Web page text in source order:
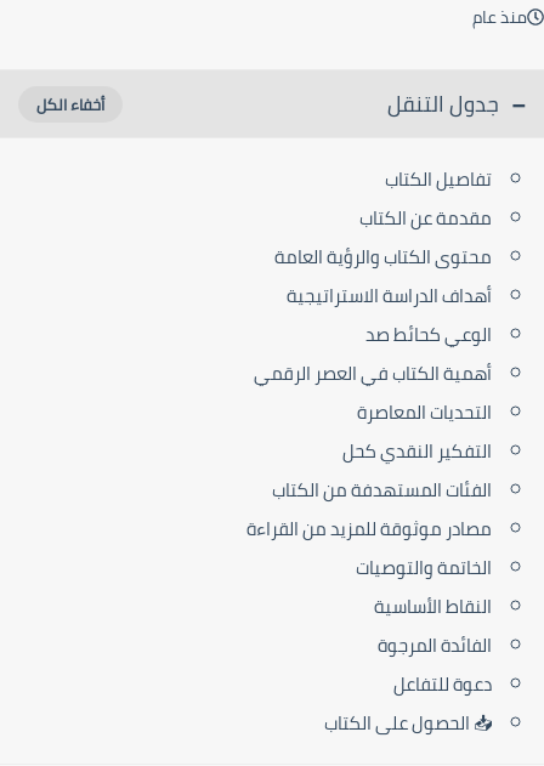
منذ عام
جدول التنقل
تفاصيل الكتاب
مقدمة عن الكتاب
محتوى الكتاب والرؤية العامة
أهداف الدراسة الاستراتيجية
الوعي كحائط صد
أهمية الكتاب في العصر الرقمي
التحديات المعاصرة
التفكير النقدي كحل
الفئات المستهدفة من الكتاب
مصادر موثوقة للمزيد من القراءة
الخاتمة والتوصيات
النقاط الأساسية
الفائدة المرجوة
دعوة للتفاعل
📥 الحصول على الكتاب